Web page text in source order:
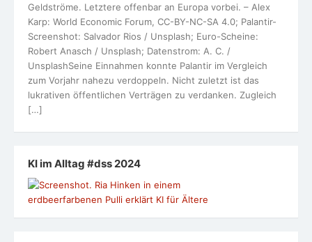
Geldströme. Letztere offenbar an Europa vorbei. – Alex
Karp: World Economic Forum, CC-BY-NC-SA 4.0; Palantir-
Screenshot: Salvador Rios / Unsplash; Euro-Scheine:
Robert Anasch / Unsplash; Datenstrom: A. C. /
UnsplashSeine Einnahmen konnte Palantir im Vergleich
zum Vorjahr nahezu verdoppeln. Nicht zuletzt ist das
lukrativen öffentlichen Verträgen zu verdanken. Zugleich
[…]
KI im Alltag #dss 2024